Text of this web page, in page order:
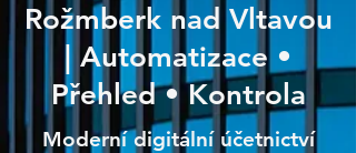
Rožmberk nad Vltavou
| Automatizace •
Přehled • Kontrola
Moderní digitální účetnictví